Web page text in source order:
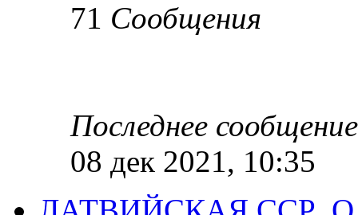
71 Сообщения
Последнее сообщение
08 дек 2021, 10:35